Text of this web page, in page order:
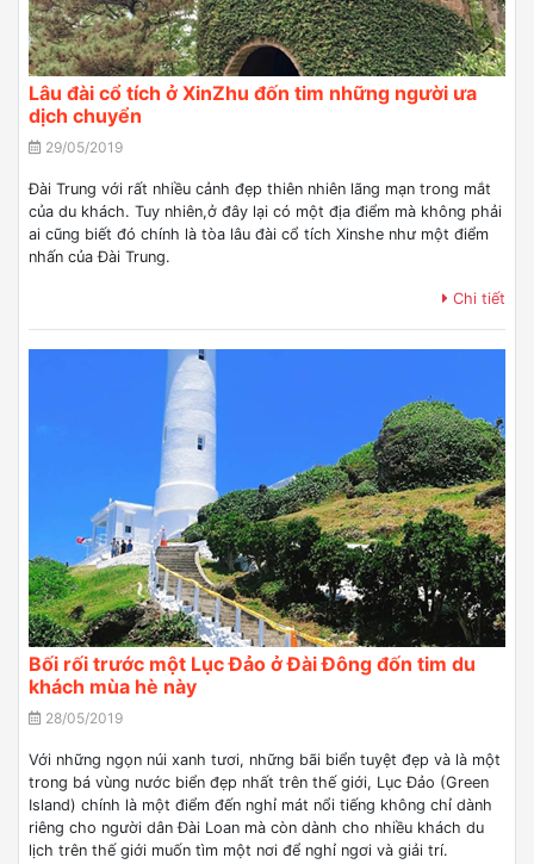
Lâu đài cổ tích ở XinZhu đốn tim những người ưa
dịch chuyển
29/05/2019
Đài Trung với rất nhiều cảnh đẹp thiên nhiên lãng mạn trong mắt
của du khách. Tuy nhiên,ở đây lại có một địa điểm mà không phải
ai cũng biết đó chính là tòa lâu đài cổ tích Xinshe như một điểm
nhấn của Đài Trung.
Chi tiết
Bối rối trước một Lục Đảo ở Đài Đông đốn tim du
khách mùa hè này
28/05/2019
Với những ngọn núi xanh tươi, những bãi biển tuyệt đẹp và là một
trong bá vùng nước biển đẹp nhất trên thế giới, Lục Đảo (Green
Island) chính là một điểm đến nghỉ mát nổi tiếng không chỉ dành
riêng cho người dân Đài Loan mà còn dành cho nhiều khách du
lịch trên thế giới muốn tìm một nơi để nghỉ ngơi và giải trí.